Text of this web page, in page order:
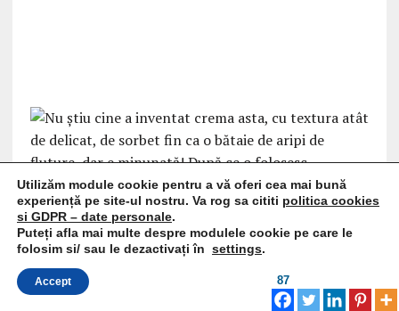
87
Utilizăm module cookie pentru a vă oferi cea mai bună
experiență pe site-ul nostru. Va rog sa cititi politica cookies
si GDPR – date personale.
Puteți afla mai multe despre modulele cookie pe care le
folosim si/ sau le dezactivați în settings.
Accept